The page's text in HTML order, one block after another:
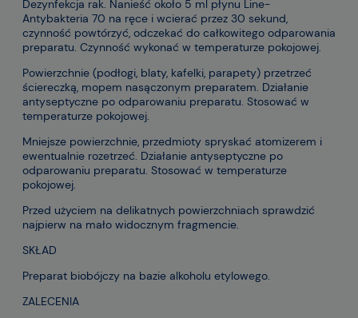
Dezynfekcja rak. Nanieść około 5 ml płynu Line-
Antybakteria 70 na ręce i wcierać przez 30 sekund,
czynność powtórzyć, odczekać do całkowitego odparowania
preparatu. Czynność wykonać w temperaturze pokojowej.
Powierzchnie (podłogi, blaty, kafelki, parapety) przetrzeć
ściereczką, mopem nasączonym preparatem. Działanie
antyseptyczne po odparowaniu preparatu. Stosować w
temperaturze pokojowej.
Mniejsze powierzchnie, przedmioty spryskać atomizerem i
ewentualnie rozetrzeć. Działanie antyseptyczne po
odparowaniu preparatu. Stosować w temperaturze
pokojowej.
Przed użyciem na delikatnych powierzchniach sprawdzić
najpierw na mało widocznym fragmencie.
SKŁAD
Preparat biobójczy na bazie alkoholu etylowego.
ZALECENIA